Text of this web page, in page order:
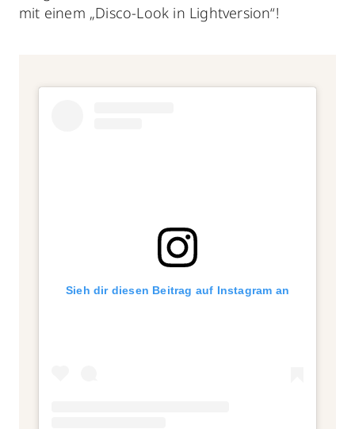
mit einem „Disco-Look in Lightversion“!
Sieh dir diesen Beitrag auf Instagram an